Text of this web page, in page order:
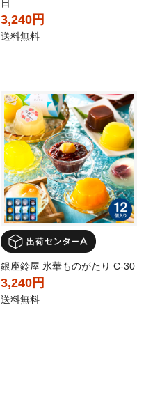
日
3,240円
送料無料
銀座鈴屋 氷華ものがたり C-30
3,240円
送料無料